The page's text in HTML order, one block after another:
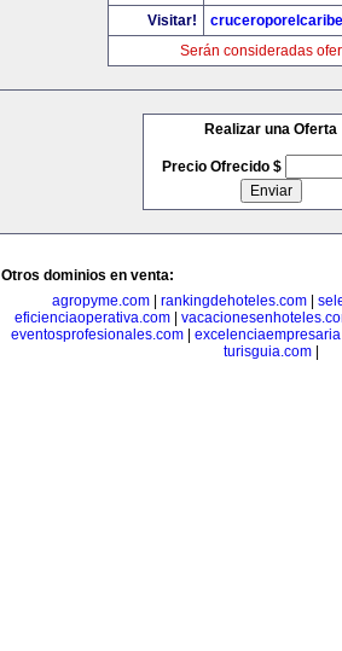
Visitar!
Serán consideradas
Realizar una Oferta
Precio Ofrecido $
Otros dominios en venta:
agropyme.com| rankingdehoteles.com|
eficienciaoperativa.com
eventosprofesionales.com
turisguia.com|